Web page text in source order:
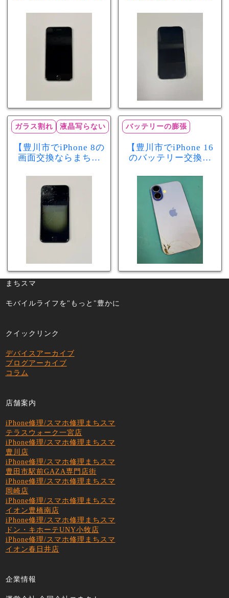
スマ豊川店】電池の
減りが早い症状も当
店】バッテリー交換
で復旧するケースも
あります！
ガラス割れ 液晶写らない
【豊川市でiPhone 8の
画面交換ならまちス
れ・液晶不良も当日
60分で修理可能！
バッテリーの膨張
【豊川市でiPhone 16
のバッテリー交換な
少し膨張したバッテ
リーも当日90分で安
心修理！
まちスマ
モバイルライフを"もっと"豊かに
クイックリンク
デバイスアーカイブ
ブログアーカイブ
コラム
店舗案内
iPhone修理/スマホ修理まちスマ
テラスウォーク一宮店
iPhone修理/スマホ修理まちスマ
豊川店
iPhone修理/スマホ修理まちスマ
豊田市駅前GAZA専門店街
iPhone修理/スマホ修理まちスマ
岡崎店
iPhone修理/スマホ修理まちスマ
イオン豊橋南店
iPhone修理/スマホ修理まちスマ
ドン・キホーテUNY小牧店
iPhone修理/スマホ修理まちスマ
イオン春日井店
企業情報